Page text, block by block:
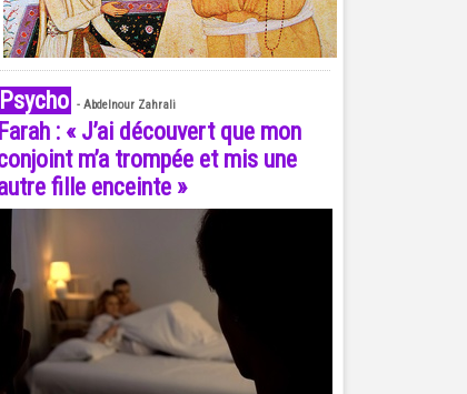
Psycho - Abdelnour Zahrali
Farah : « J’ai découvert que mon
m’a trompée et mis une
fille enceinte »